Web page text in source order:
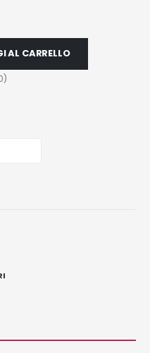
AL CARRELLO
)